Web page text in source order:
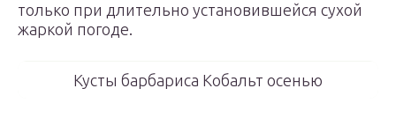
только при длительно установившейся сухой
жаркой погоде.
Кусты барбариса Кобальт осенью